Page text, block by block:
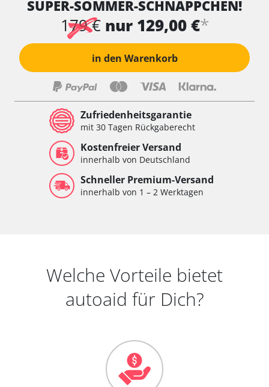
SUPER-SOMMER-SCHNÄPPCHEN!
179 € nur 129,00 €*
in den Warenkorb
Zufriedenheitsgarantie
mit 30 Tagen Rückgaberecht
Kostenfreier Versand
innerhalb von Deutschland
Schneller Premium-Versand
innerhalb von 1 – 2 Werktagen
Welche Vorteile bietet
autoaid für Dich?